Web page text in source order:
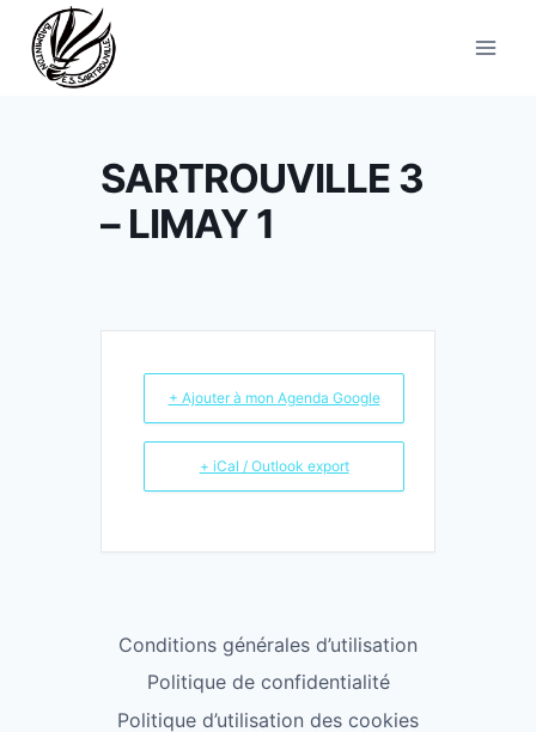
contenu
SARTROUVILLE 3
– LIMAY 1
+ Ajouter à mon Agenda Google
+ iCal / Outlook export
Conditions générales d’utilisation
Politique de confidentialité
Politique d’utilisation des cookies